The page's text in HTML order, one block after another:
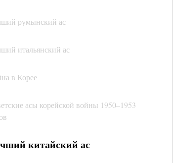
румынский ас
итальянский ас
в Корее
асы корейской войны 1950–1953
китайский ас